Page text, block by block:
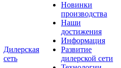
Дилерская
сеть
Новинки
производства
Наши
достижения
Информация
Развитие
дилерской сети